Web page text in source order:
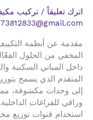
ادرية
اترك تعليقاً / تركيب
مقدمة عن أنظمة
المخفي من الحلول
داخل المباني السكنية
المتقدم الذي يسمح
إلى وحدات مكشوفة،
وراقي للفراغات
استخدام قنوات توزيع